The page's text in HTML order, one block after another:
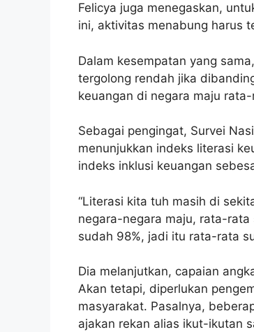
Felicya juga menegaskan,
ini, aktivitas menabung harus
Dalam kesempatan yang
tergolong rendah jika
keuangan di negara maju
Sebagai pengingat, Survei
menunjukkan indeks literasi
indeks inklusi keuangan
“Literasi kita tuh masih di
negara-negara maju, rata-
sudah 98%, jadi itu rata-rata
Dia melanjutkan, capaian
Akan tetapi, diperlukan
masyarakat. Pasalnya,
ajakan rekan alias ikut-ikutan